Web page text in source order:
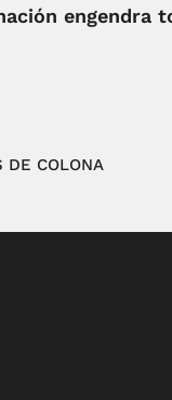
engendra
DE COLONA